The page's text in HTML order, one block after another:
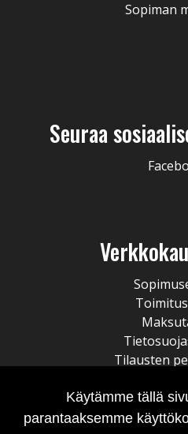
Sopiman
Seuraa
Tilausten
Käytämme tällä
parantaaksemme